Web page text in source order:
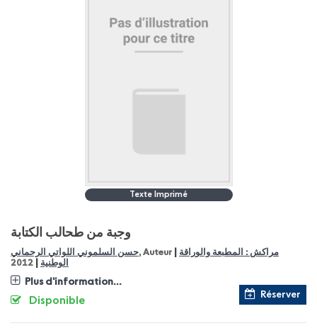
Texte Imprimé
وجبة من طحالب الكتابة
حسن السلموني اللواتي الرحماني, Auteur
مراكش : المطبعة والوراقة
الوطنية
2012
Plus d'information...
Réserver
Disponible